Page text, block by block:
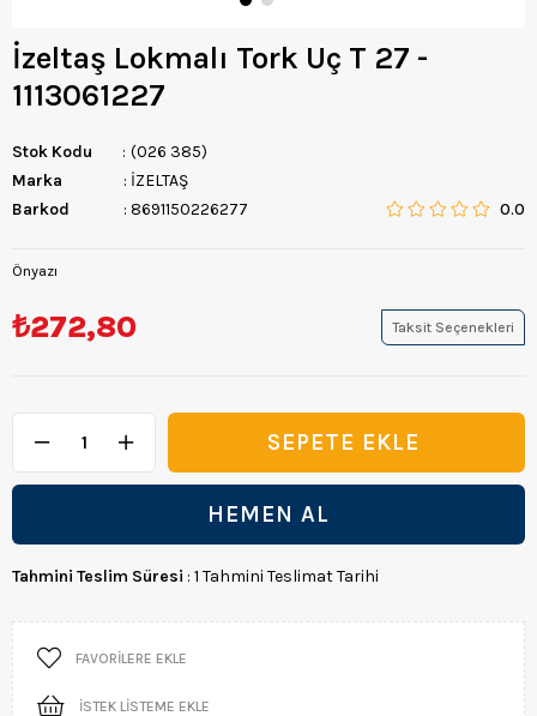
İzeltaş Lokmalı Tork Uç T 27 -
1113061227
Stok Kodu
(026 385)
Marka
: İZELTAŞ
Barkod
: 8691150226277 0.0
Önyazı
₺272,80 Taksit Seçenekleri
Tahmini Teslim Süresi : 1 Tahmini Teslimat Tarihi
FAVORILERE EKLE
İSTEK LISTEME EKLE